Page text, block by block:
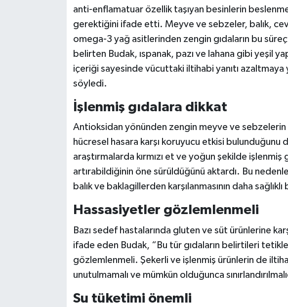
anti-enflamatuar özellik taşıyan besinlerin
gerektiğini ifade etti. Meyve ve sebzeler, balık,
omega-3 yağ asitlerinden zengin gıdaların bu
belirten Budak, ıspanak, pazı ve lahana gibi yeşil
içeriği sayesinde vücuttaki iltihabi yanıtı azaltmaya
söyledi.
İşlenmiş gıdalara dikkat
Antioksidan yönünden zengin meyve ve sebzelerin
hücresel hasara karşı koruyucu etkisi bulunduğunu
araştırmalarda kırmızı et ve yoğun şekilde işlenmiş
artırabildiğinin öne sürüldüğünü aktardı. Bu
balık ve baklagillerden karşılanmasının daha
Hassasiyetler gözlemlenmeli
Bazı sedef hastalarında gluten ve süt ürünlerine
ifade eden Budak, “Bu tür gıdaların belirtileri
gözlemlenmeli. Şekerli ve işlenmiş ürünlerin de
unutulmamalı ve mümkün olduğunca
Su tüketimi önemli